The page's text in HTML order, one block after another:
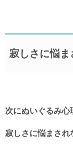
寂しさに悩
次にぬいぐるみ心
寂しさに悩まされ